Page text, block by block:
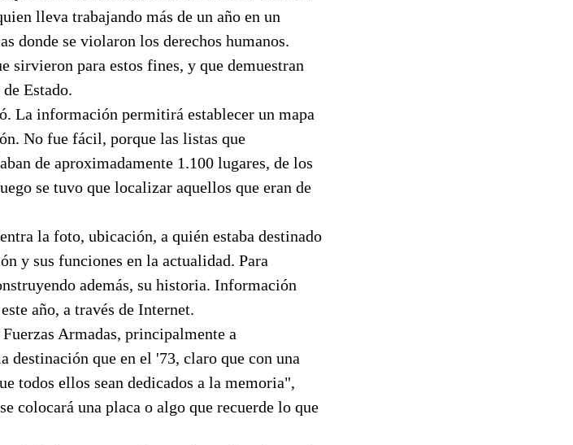
lleva trabajando más de un año en un
donde se violaron los derechos humanos.
sirvieron para estos fines, y que demuestran
Estado.
La información permitirá establecer un mapa
No fue fácil, porque las listas que
de aproximadamente 1.100 lugares, de los
se tuvo que localizar aquellos que eran de
la foto, ubicación, a quién estaba destinado
y sus funciones en la actualidad. Para
además, su historia. Información
año, a través de Internet.
Armadas, principalmente a
destinación que en el '73, claro que con una
todos ellos sean dedicados a la memoria",
colocará una placa o algo que recuerde lo que